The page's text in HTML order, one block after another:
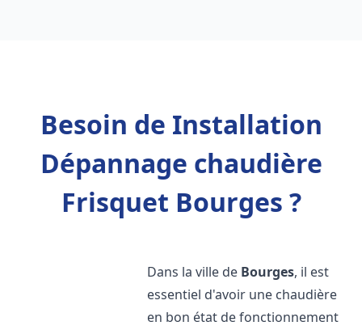
Besoin de Installation
Dépannage chaudière
Frisquet Bourges ?
Dans la ville de Bourges, il est
essentiel d'avoir une chaudière
en bon état de fonctionnement